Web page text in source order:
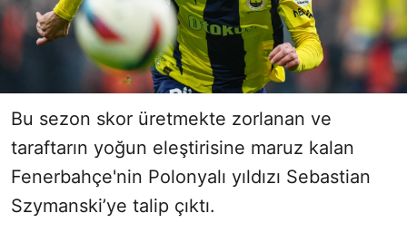
Bu sezon skor üretmekte zorlanan ve
taraftarın yoğun eleştirisine maruz kalan
Fenerbahçe'nin Polonyalı yıldızı Sebastian
Szymanski’ye talip çıktı.